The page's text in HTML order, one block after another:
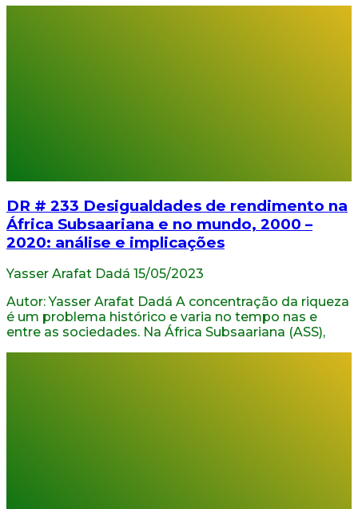
DR # 233 Desigualdades de rendimento na
África Subsaariana e no mundo, 2000 –
2020: análise e implicações
Yasser Arafat Dadá 15/05/2023
Autor: Yasser Arafat Dadá A concentração da riqueza
é um problema histórico e varia no tempo nas e
entre as sociedades. Na África Subsaariana (ASS),